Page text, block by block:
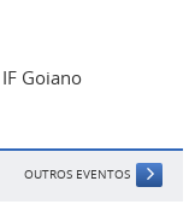
Goiano
OUTROS EVENTOS